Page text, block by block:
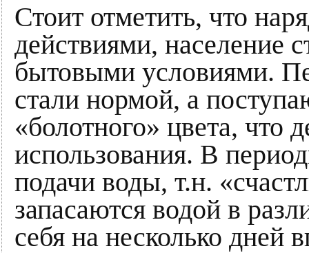
Стоит отметить, что
действиями, население
бытовыми условиями.
стали нормой, а
«болотного» цвета, что
использования. В
подачи воды, т.н.
запасаются водой в
себя на несколько дней